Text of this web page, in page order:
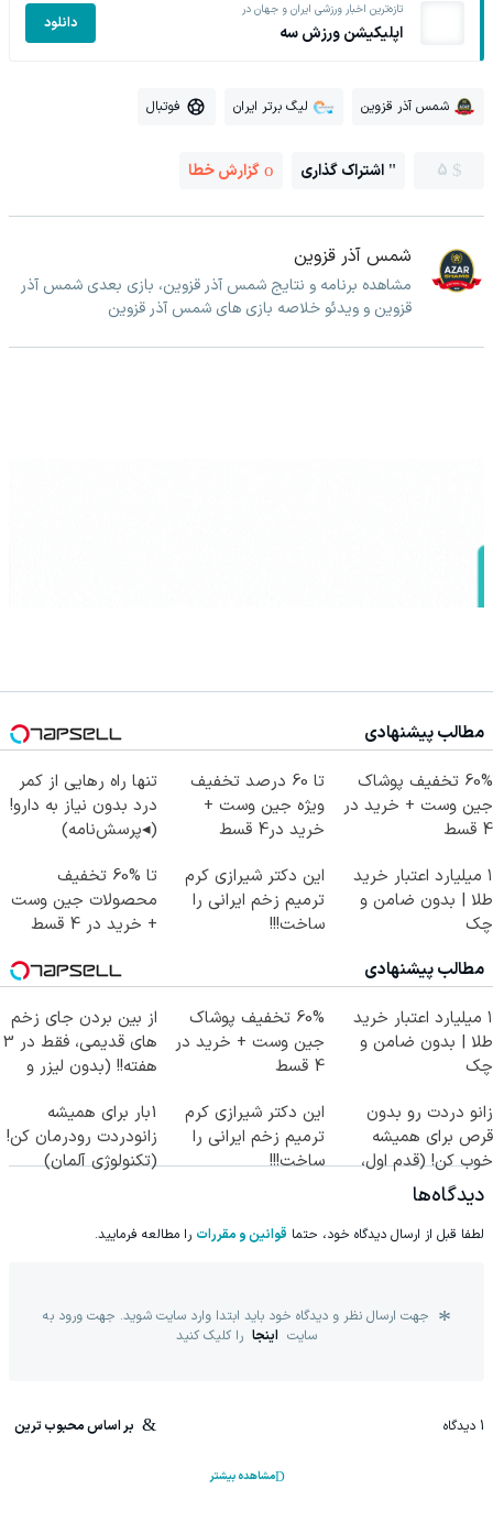
تازه‌ترین اخبار ورزشی ایران و جهان در
اپلیکیشن ورزش سه دانلود
شمس آذر قزوین لیگ برتر ایران فوتبال
5 اشتراک گذاری گزارش خطا
شمس آذر قزوین
مشاهده برنامه و نتایج شمس آذر قزوین، بازی بعدی شمس آذر
قزوین و ویدئو خلاصه بازی های شمس آذر قزوین
مطالب پیشنهادی
60% تخفیف پوشاک
جین وست + خرید در
4 قسط
تا 60 درصد تخفیف
ویژه جین وست +
خرید در4 قسط
تنها راه رهایی از کمر
درد بدون نیاز به دارو!
(◂پرسش‌نامه)
۱ میلیارد اعتبار خرید
طلا | بدون ضامن و
چک
این دکتر شیرازی کرم
ترمیم زخم ایرانی را
ساخت!!!
تا %60 تخفیف
محصولات جین وست
+ خرید در 4 قسط
مطالب پیشنهادی
۱ میلیارد اعتبار خرید
طلا | بدون ضامن و
چک
60% تخفیف پوشاک
جین وست + خرید در
4 قسط
از بین بردن جای زخم
های قدیمی، فقط در 3
هفته!! (بدون لیزر و
زانو دردت رو بدون
قرص برای همیشه
خوب کن! (قدم اول،
پرسش‌نامه)
این دکتر شیرازی کرم
ترمیم زخم ایرانی را
ساخت!!!
1بار برای همیشه
زانودردت رودرمان کن!
(تکنولوژی آلمان)
دیدگاه‌ها
لطفا قبل از ارسال دیدگاه خود، حتما قوانین و مقررات را مطالعه فرمایید.
جهت ارسال نظر و دیدگاه خود باید ابتدا وارد سایت شوید. جهت ورود به
سایت اینجا را کلیک کنید
1 دیدگاه بر اساس محبوب ترین
مشاهده بیشتر